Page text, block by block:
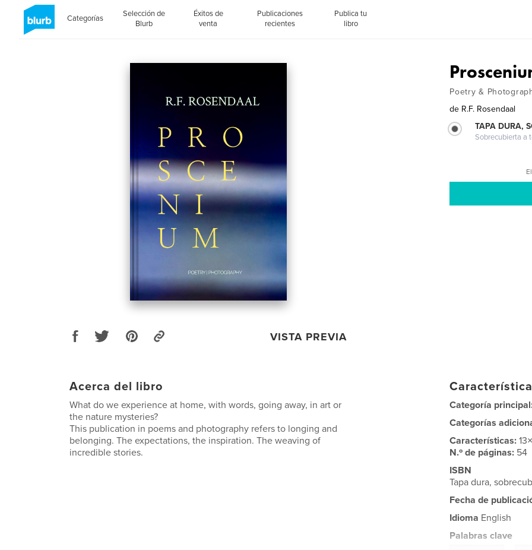
Categorías
Selección de
Blurb
Éxitos de
venta
Publicaciones
recientes
Publica tu
libro
VISTA PREVIA
Poetry &
de R.F. Rosendaal
TAPA DURA,
Sobrecubierta a
Acerca del libro
What do we experience at home, with words, going away, in art or
the nature mysteries?
This publication in poems and photography refers to longing and
belonging. The expectations, the inspiration. The weaving of
incredible stories.
Categoría
Categorías
Características:
N.º de páginas: 54
ISBN
Tapa dura,
Fecha de
Idioma English
Palabras clave